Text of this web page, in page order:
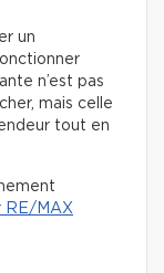
un
n’est pas
mais celle
tout en
RE/MAX